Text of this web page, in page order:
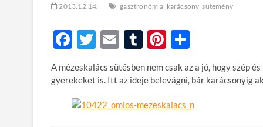
2013.12.14. gasztronómia karácsony sütemény
F
ac
e
b
o
T
w
itt
er
E
m
ail
T
m
r
Pi
nt
er
es
t
ss
za
e
A mézeskalács sütésben nem csak az a jó, hogy szép
gyerekeket is. Itt az ideje belevágni, bár karácsonyig